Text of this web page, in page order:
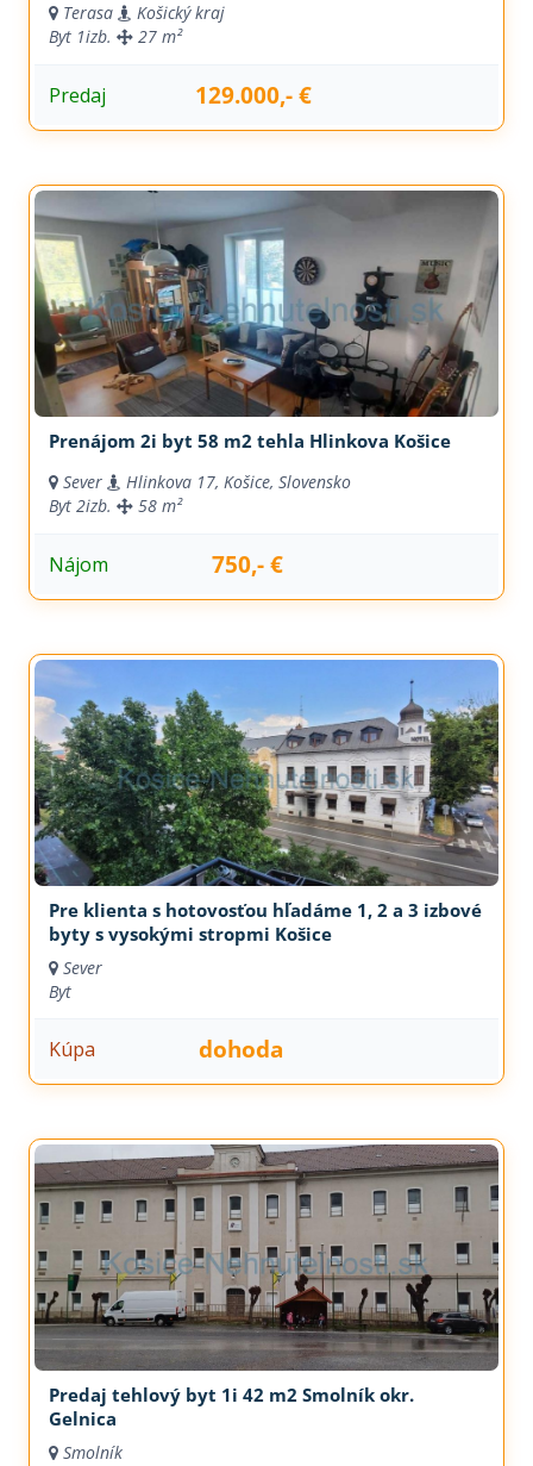
Terasa
Košický kraj
Byt 1izb. 27 m²
Predaj 129.000,- €
Prenájom 2i byt 58 m2 tehla Hlinkova Košice
Sever
Hlinkova 17, Košice, Slovensko
Byt 2izb. 58 m²
Nájom 750,- €
Pre klienta s hotovosťou hľadáme 1, 2 a 3 izbové
byty s vysokými stropmi Košice
Sever
Byt
Kúpa dohoda
Predaj tehlový byt 1i 42 m2 Smolník okr.
Gelnica
Smolník